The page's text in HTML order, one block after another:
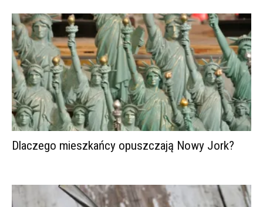
Dlaczego mieszkańcy opuszczają Nowy Jork?